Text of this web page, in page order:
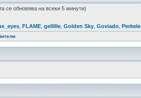
се обновява на всеки 5 минути)
FLAME gellllle Golden Sky Goviado Perkele